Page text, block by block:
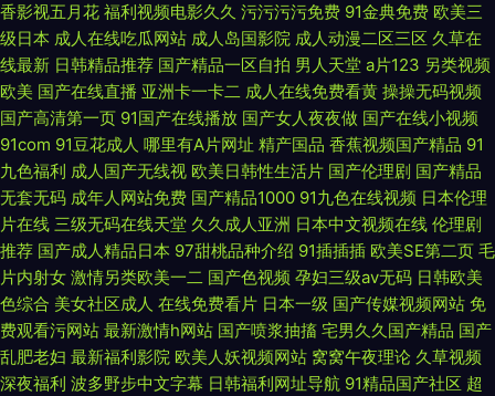
香影视五月花 福利视频电影久久 污污污污免费 91金典免费 欧美三
级日本 成人在线吃瓜网站 成人岛国影院 成人动漫二区三区 久草在
线最新 日韩精品推荐 国产精品一区自拍 男人天堂 a片123 另类视频
欧美 国产在线直播 亚洲卡一卡二 成人在线免费看黄 操操无码视频
国产高清第一页 91国产在线播放 国产女人夜夜做 国产在线小视频
91com 91豆花成人 哪里有A片网址 精产国品 香蕉视频国产精品 91
九色福利 成人国产无线视 欧美日韩性生活片 国产伦理剧 国产精品
无套无码 成年人网站免费 国产精品1000 91九色在线视频 日本伦理
片在线 三级无码在线天堂 久久成人亚洲 日本中文视频在线 伦理剧
推荐 国产成人精品日本 97甜桃品种介绍 91插插插 欧美SE第二页 毛
片内射女 激情另类欧美一二 国产色视频 孕妇三级av无码 日韩欧美
色综合 美女社区成人 在线免费看片 日本一级 国产传媒视频网站 免
费观看污网站 最新激情h网站 国产喷浆抽搐 宅男久久国产精品 国产
乱肥老妇 最新福利影院 欧美人妖视频网站 窝窝午夜理论 久草视频
深夜福利 波多野步中文字幕 日韩福利网址导航 91精品国产社区 超